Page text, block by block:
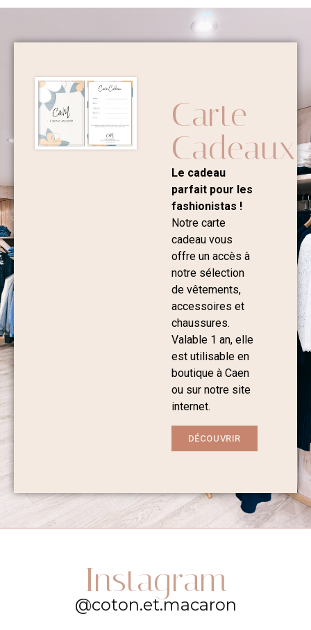
Carte
Cadeaux
Le cadeau
parfait pour les
fashionistas !
Notre carte
cadeau vous
offre un accès à
notre sélection
de vêtements,
accessoires et
chaussures.
Valable 1 an, elle
est utilisable en
boutique à Caen
ou sur notre site
internet.
DÉCOUVRIR
Instagram
@coton.et.macaron